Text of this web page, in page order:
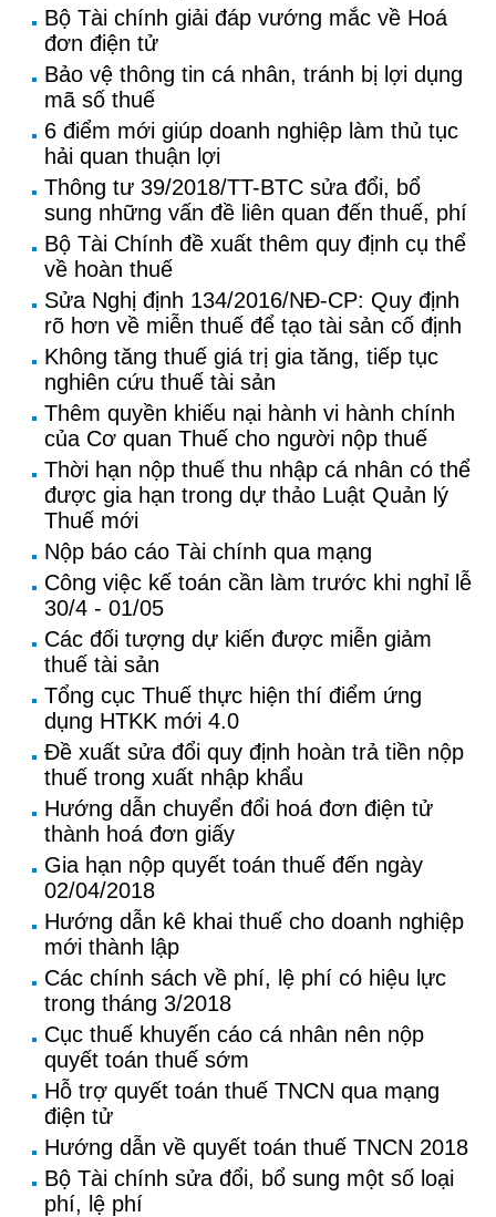
Bộ Tài chính giải đáp vướng mắc về Hoá
đơn điện tử
Bảo vệ thông tin cá nhân, tránh bị lợi dụng
mã số thuế
6 điểm mới giúp doanh nghiệp làm thủ tục
hải quan thuận lợi
Thông tư 39/2018/TT-BTC sửa đổi, bổ
sung những vấn đề liên quan đến thuế, phí
Bộ Tài Chính đề xuất thêm quy định cụ thể
về hoàn thuế
Sửa Nghị định 134/2016/NĐ-CP: Quy định
rõ hơn về miễn thuế để tạo tài sản cố định
Không tăng thuế giá trị gia tăng, tiếp tục
nghiên cứu thuế tài sản
Thêm quyền khiếu nại hành vi hành chính
của Cơ quan Thuế cho người nộp thuế
Thời hạn nộp thuế thu nhập cá nhân có thể
được gia hạn trong dự thảo Luật Quản lý
Thuế mới
Nộp báo cáo Tài chính qua mạng
Công việc kế toán cần làm trước khi nghỉ lễ
30/4 - 01/05
Các đối tượng dự kiến được miễn giảm
thuế tài sản
Tổng cục Thuế thực hiện thí điểm ứng
dụng HTKK mới 4.0
Đề xuất sửa đổi quy định hoàn trả tiền nộp
thuế trong xuất nhập khẩu
Hướng dẫn chuyển đổi hoá đơn điện tử
thành hoá đơn giấy
Gia hạn nộp quyết toán thuế đến ngày
02/04/2018
Hướng dẫn kê khai thuế cho doanh nghiệp
mới thành lập
Các chính sách về phí, lệ phí có hiệu lực
trong tháng 3/2018
Cục thuế khuyến cáo cá nhân nên nộp
quyết toán thuế sớm
Hỗ trợ quyết toán thuế TNCN qua mạng
điện tử
Hướng dẫn về quyết toán thuế TNCN 2018
Bộ Tài chính sửa đổi, bổ sung một số loại
phí, lệ phí